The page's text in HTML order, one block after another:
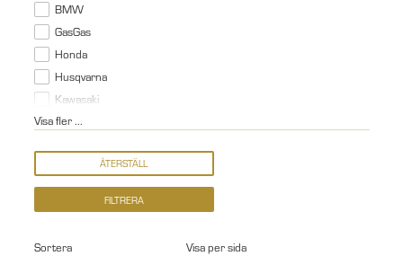
BMW
GasGas
Honda
Husqvarna
Kawasaki
Visa fler ...
Sortera Visa per sida